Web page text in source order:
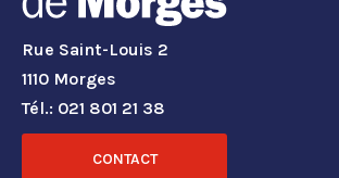
Rue Saint-Louis 2
1110 Morges
Tél.: 021 801 21 38
CONTACT